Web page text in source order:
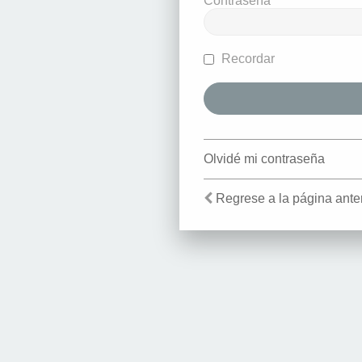
Recordar
Olvidé mi contraseña
Regrese a la página